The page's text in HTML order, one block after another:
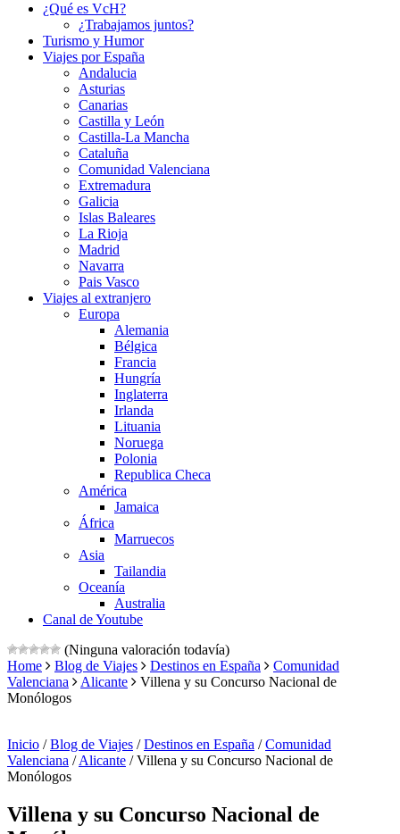
¿Qué es VcH?
¿Trabajamos juntos?
Turismo y Humor
Viajes por España
Andalucia
Asturias
Canarias
Castilla y León
Castilla-La Mancha
Cataluña
Comunidad Valenciana
Extremadura
Galicia
Islas Baleares
La Rioja
Madrid
Navarra
Pais Vasco
Viajes al extranjero
Europa
Alemania
Bélgica
Francia
Hungría
Inglaterra
Irlanda
Lituania
Noruega
Polonia
Republica Checa
América
Jamaica
África
Marruecos
Asia
Tailandia
Oceanía
Australia
Canal de Youtube
(Ninguna valoración todavía)
Home
Blog de Viajes Destinos en España
Comunidad
Valenciana
Alicante
Villena y su Concurso Nacional de
Monólogos
Inicio /Blog de Viajes /Destinos en España /Comunidad
Valenciana /Alicante /Villena y su Concurso Nacional de
Monólogos
Villena y su Concurso Nacional de